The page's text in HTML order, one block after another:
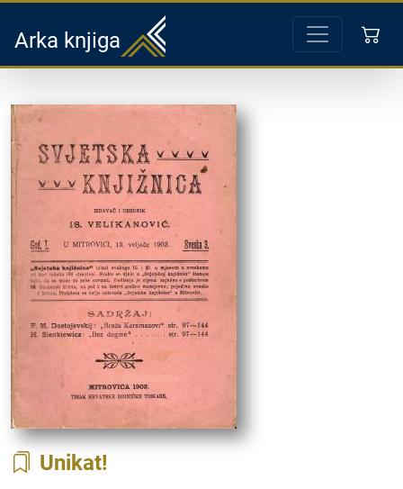
Arka knjiga
Unikat